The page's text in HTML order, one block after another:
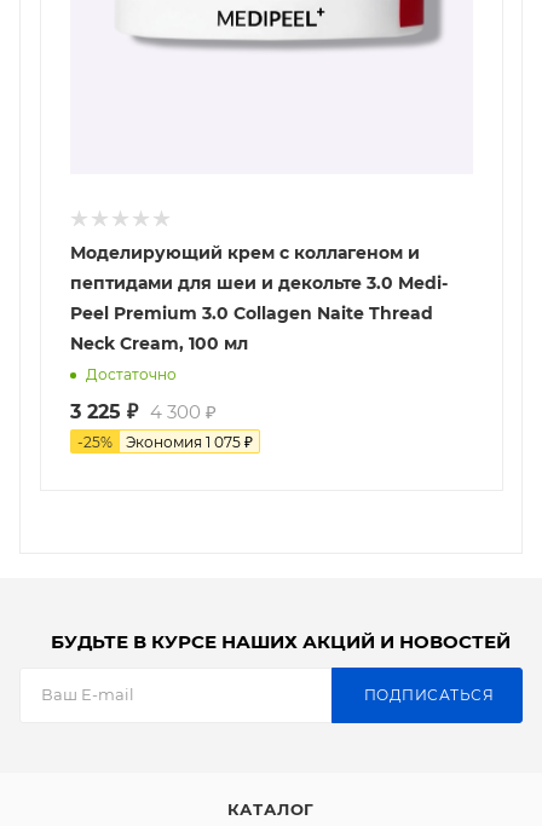
Моделирующий крем с коллагеном и
пептидами для шеи и декольте 3.0 Medi-
Peel Premium 3.0 Collagen Naite Thread
Neck Cream, 100 мл
Достаточно
3 225 ₽ 4 300 ₽
-25% Экономия 1 075 ₽
БУДЬТЕ В КУРСЕ НАШИХ АКЦИЙ И НОВОСТЕЙ
ПОДПИСАТЬСЯ
КАТАЛОГ